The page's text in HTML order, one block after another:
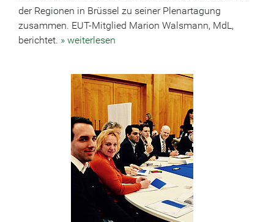
der Regionen in Brüssel zu seiner Plenartagung
zusammen. EUT-Mitglied Marion Walsmann, MdL,
berichtet. » weiterlesen